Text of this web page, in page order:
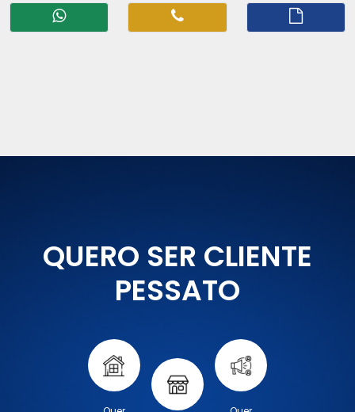
QUERO SER CLIENTE
PESSATO